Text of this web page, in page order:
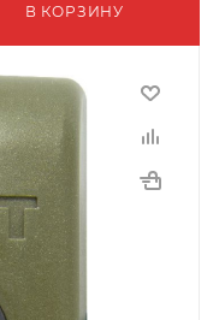
В КОРЗИНУ